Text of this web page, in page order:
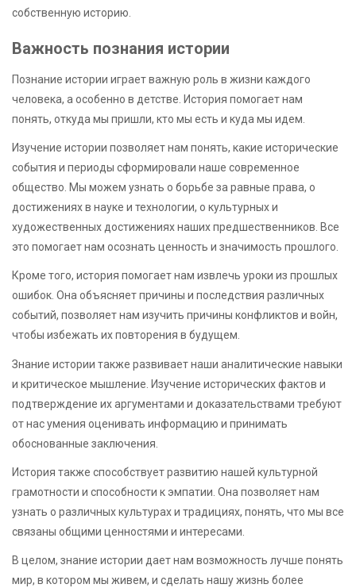
собственную историю.
Важность познания истории
Познание истории играет важную роль в жизни каждого
человека, а особенно в детстве. История помогает нам
понять, откуда мы пришли, кто мы есть и куда мы идем.
Изучение истории позволяет нам понять, какие исторические
события и периоды сформировали наше современное
общество. Мы можем узнать о борьбе за равные права, о
достижениях в науке и технологии, о культурных и
художественных достижениях наших предшественников. Все
это помогает нам осознать ценность и значимость прошлого.
Кроме того, история помогает нам извлечь уроки из прошлых
ошибок. Она объясняет причины и последствия различных
событий, позволяет нам изучить причины конфликтов и войн,
чтобы избежать их повторения в будущем.
Знание истории также развивает наши аналитические навыки
и критическое мышление. Изучение исторических фактов и
подтверждение их аргументами и доказательствами требуют
от нас умения оценивать информацию и принимать
обоснованные заключения.
История также способствует развитию нашей культурной
грамотности и способности к эмпатии. Она позволяет нам
узнать о различных культурах и традициях, понять, что мы все
связаны общими ценностями и интересами.
В целом, знание истории дает нам возможность лучше понять
мир, в котором мы живем, и сделать нашу жизнь более